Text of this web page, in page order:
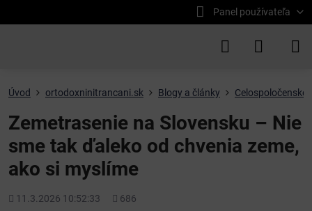
Panel používateľa
Úvod ortodoxninitrancani.sk Blogy a články Celospoločenské
Zemetrasenie na Slovensku – Nie
sme tak ďaleko od chvenia zeme,
ako si myslíme
Pridané
11.3.2026 10:52:33
Počet
686